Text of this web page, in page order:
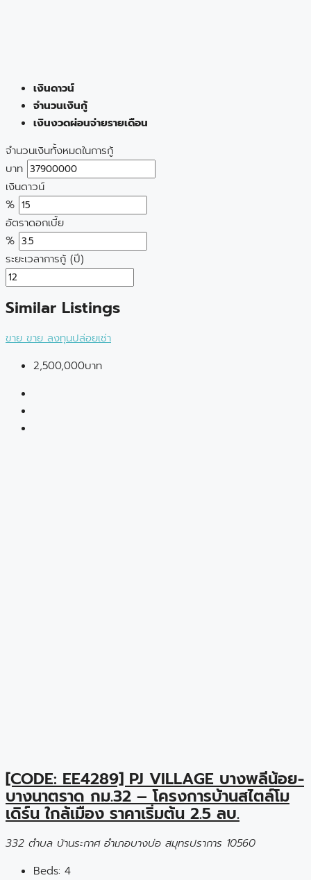
เงินดาวน์
จำนวนเงินกู้
เงินงวดผ่อนจ่ายรายเดือน
จำนวนเงินทั้งหมดในการกู้
บาท
เงินดาวน์
%
อัตราดอกเบี้ย
%
ระยะเวลาการกู้ (ปี)
Similar Listings
ขาย ขาย ลงทุนปล่อยเช่า
2,500,000บาท
[CODE: EE4289] PJ VILLAGE บางพลีน้อย-
บางนาตราด กม.32 – โครงการบ้านสไตล์โม
เดิร์น ใกล้เมือง ราคาเริ่มต้น 2.5 ลบ.
332 ตำบล บ้านระกาศ อำเภอบางบ่อ สมุทรปราการ 10560
Beds: 4